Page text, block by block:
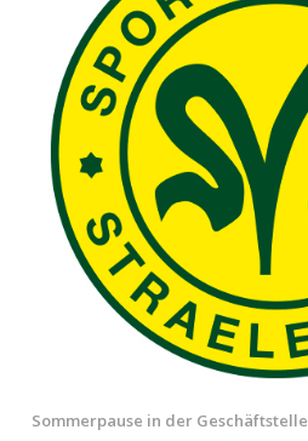
Sommerpause in der Geschäftstelle